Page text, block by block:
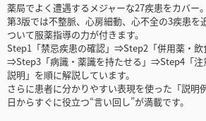
薬局でよく遭遇するメジャーな27疾患をカバー。
第3版では不整脈、心房細動、心不全の3疾患を
ついて服薬指導の力が付きます。
Step1「禁忌疾患の確認」⇒Step2「併用薬・飲
⇒Step3「病識・薬識を持たせる」⇒Step4「注
説明」を順に解説しています。
さらに患者に分かりやすい表現を使った「説明
日からすぐに役立つ“言い回し”が満載です。